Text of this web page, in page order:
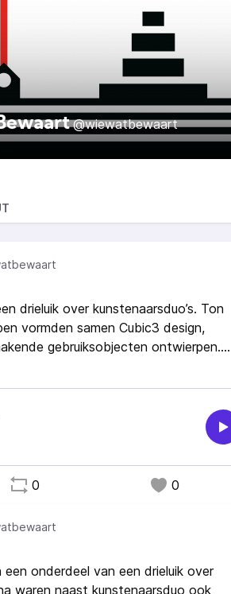
@wiewatbewaart
drieluik over kunstenaarsduo’s. Ton
vormden samen Cubic3 design,
gebruiksobjecten ontwierpen.
ontwierpen was de
tafel waaraan vergaderd kon
0 0
onderdeel van een drieluik over
waren naast kunstenaarsduo ook